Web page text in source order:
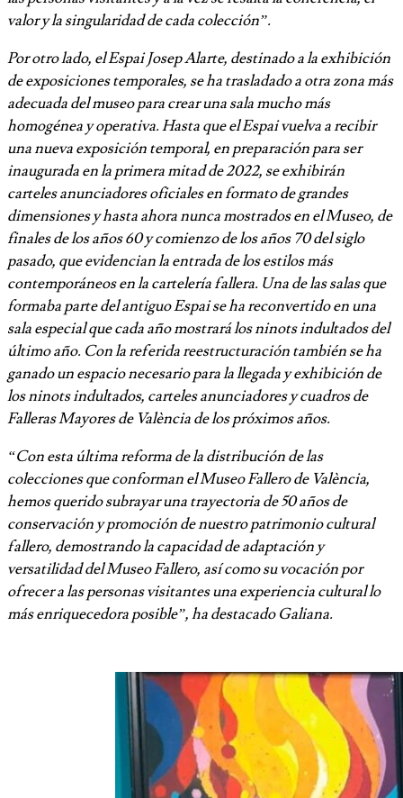
valor y la singularidad de cada colección”.
Por otro lado, el Espai Josep Alarte, destinado a la exhibición
de exposiciones temporales, se ha trasladado a otra zona más
adecuada del museo para crear una sala mucho más
homogénea y operativa. Hasta que el Espai vuelva a recibir
una nueva exposición temporal, en preparación para ser
inaugurada en la primera mitad de 2022, se exhibirán
carteles anunciadores oficiales en formato de grandes
dimensiones y hasta ahora nunca mostrados en el Museo, de
finales de los años 60 y comienzo de los años 70 del siglo
pasado, que evidencian la entrada de los estilos más
contemporáneos en la cartelería fallera. Una de las salas que
formaba parte del antiguo Espai se ha reconvertido en una
sala especial que cada año mostrará los ninots indultados del
último año. Con la referida reestructuración también se ha
ganado un espacio necesario para la llegada y exhibición de
los ninots indultados, carteles anunciadores y cuadros de
Falleras Mayores de València de los próximos años.
“Con esta última reforma de la distribución de las
colecciones que conforman el Museo Fallero de València,
hemos querido subrayar una trayectoria de 50 años de
conservación y promoción de nuestro patrimonio cultural
fallero, demostrando la capacidad de adaptación y
versatilidad del Museo Fallero, así como su vocación por
ofrecer a las personas visitantes una experiencia cultural lo
más enriquecedora posible”, ha destacado Galiana.